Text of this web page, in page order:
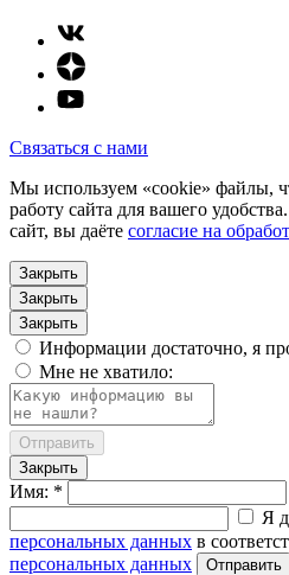
Связаться с нами
Мы используем «cookie» файлы,
работу сайта для вашего
сайт, вы даёте согласие на
Закрыть
Закрыть
Закрыть
Информации достаточно, я
Мне не хватило:
Отправить
Закрыть
Имя: *
Я
персональных данных в
персональных данных
Отправить